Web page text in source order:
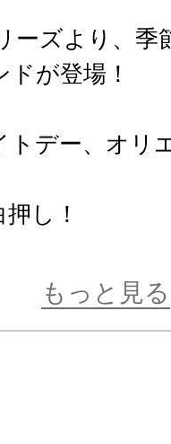
ーズより、
が登場！
デー、オリ
し！
ージ。
もっと見る